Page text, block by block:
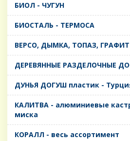
БИОЛ - ЧУГУН
БИОСТАЛЬ - ТЕРМОСА
ВЕРСО, ДЫМКА, ТОПАЗ, ГРАФИТ
ДЕРЕВЯННЫЕ РАЗДЕЛОЧНЫЕ
ДУНЬЯ ДОГУШ пластик -
КАЛИТВА - алюминиевые
миска
КОРАЛЛ - весь ассортимент